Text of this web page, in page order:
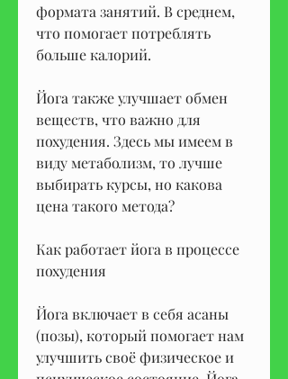
формата занятий. В среднем,
что помогает потреблять
больше калорий.
Йога также улучшает обмен
веществ, что важно для
похудения. Здесь мы имеем в
виду метаболизм, то лучше
выбирать курсы, но какова
цена такого метода?
Как работает йога в процессе
похудения
Йога включает в себя асаны
(позы), который помогает нам
улучшить своё физическое и